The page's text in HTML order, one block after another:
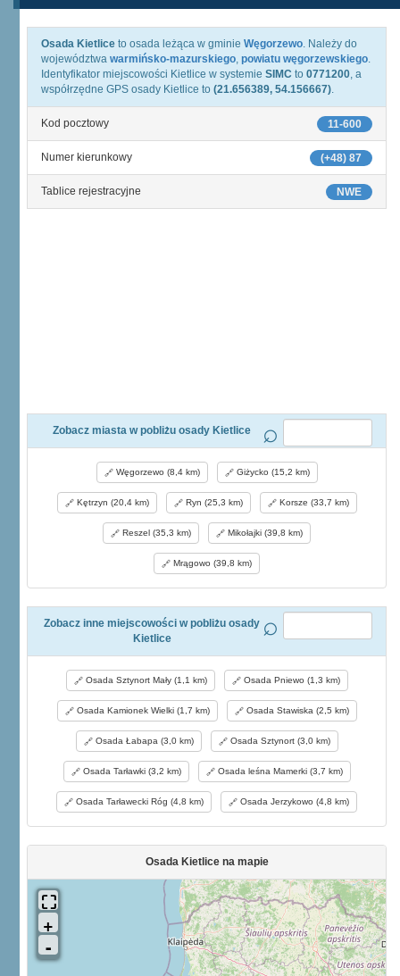
Osada Kietlice to osada leżąca w gminie Węgorzewo. Należy do
województwa warmińsko-mazurskiego, powiatu węgorzewskiego.
Identyfikator miejscowości Kietlice w systemie SIMC to 0771200, a
współrzędne GPS osady Kietlice to (21.656389, 54.156667).
11-600
Kod pocztowy
(+48) 87
Numer kierunkowy
NWE
Tablice rejestracyjne
Zobacz miasta w pobliżu osady Kietlice
Węgorzewo (8,4 km) Giżycko (15,2 km)
Kętrzyn (20,4 km) Ryn (25,3 km) Korsze (33,7 km)
Reszel (35,3 km) Mikołajki (39,8 km)
Mrągowo (39,8 km)
Zobacz inne miejscowości w pobliżu osady
Kietlice
Osada Sztynort Mały (1,1 km) Osada Pniewo (1,3 km)
Osada Kamionek Wielki (1,7 km) Osada Stawiska (2,5 km)
Osada Łabapa (3,0 km) Osada Sztynort (3,0 km)
Osada Tarławki (3,2 km) Osada leśna Mamerki (3,7 km)
Osada Tarławecki Róg (4,8 km) Osada Jerzykowo (4,8 km)
Osada Kietlice na mapie